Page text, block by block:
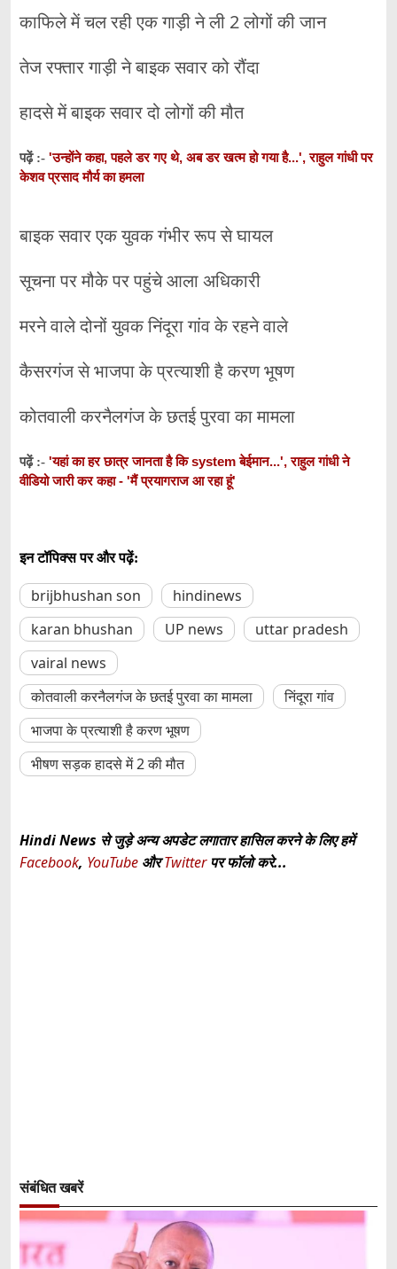
काफिले में चल रही एक गाड़ी ने ली 2 लोगों की जान
तेज रफ्तार गाड़ी ने बाइक सवार को रौंदा
हादसे में बाइक सवार दो लोगों की मौत
पढ़ें :- 'उन्होंने कहा, पहले डर गए थे, अब डर खत्म हो गया है...', राहुल गांधी पर
केशव प्रसाद मौर्य का हमला
बाइक सवार एक युवक गंभीर रूप से घायल
सूचना पर मौके पर पहुंचे आला अधिकारी
मरने वाले दोनों युवक निंदूरा गांव के रहने वाले
कैसरगंज से भाजपा के प्रत्याशी है करण भूषण
कोतवाली करनैलगंज के छतई पुरवा का मामला
पढ़ें :- 'यहां का हर छात्र जानता है कि system बेईमान...', राहुल गांधी ने
वीडियो जारी कर कहा - 'मैं प्रयागराज आ रहा हूं'
इन टॉपिक्स पर और पढ़ें:
brijbhushan son
hindinews
karan bhushan
UP news
uttar pradesh
vairal news
कोतवाली करनैलगंज के छतई पुरवा का मामला
निंदूरा गांव
भाजपा के प्रत्याशी है करण भूषण
भीषण सड़क हादसे में 2 की मौत
Hindi News से जुड़े अन्य अपडेट लगातार हासिल करने के लिए हमें
Facebook, YouTube औरTwitterपर फॉलो करे...
संबंधित खबरें